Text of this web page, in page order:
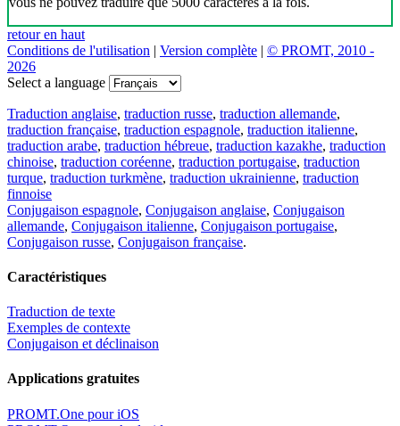
retour en haut
Conditions de l'utilisation | Version complète | © PROMT, 2010 -
2026
Select a language
Traduction anglaise, traduction russe, traduction allemande,
traduction française, traduction espagnole, traduction italienne,
traduction arabe, traduction hébreue, traduction kazakhe, traduction
chinoise, traduction coréenne, traduction portugaise, traduction
turque, traduction turkmène, traduction ukrainienne, traduction
finnoise
Conjugaison espagnole, Conjugaison anglaise, Conjugaison
allemande, Conjugaison italienne, Conjugaison portugaise,
Conjugaison russe, Conjugaison française.
Caractéristiques
Traduction de texte
Exemples de contexte
Conjugaison et déclinaison
Applications gratuites
PROMT.One pour iOS